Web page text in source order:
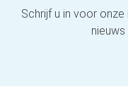
Schrijf u in voor